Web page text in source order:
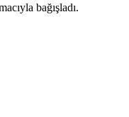
bağışladı.